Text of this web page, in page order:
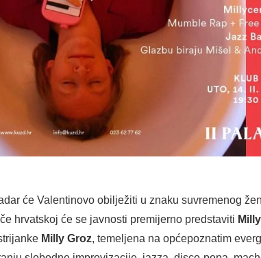
će Valentinovo obilježiti u znaku suvremenog
hrvatskoj će se javnosti premijerno predstaviti
Milly Groz, temeljena na općepoznatim